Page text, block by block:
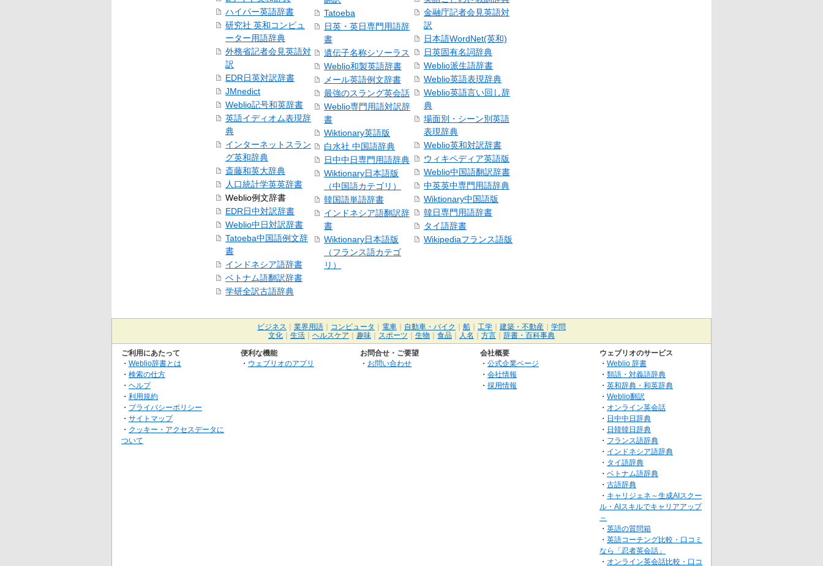
ハイパー英語辞書
研究社 英和コンピュ
ーター用語辞典
外務省記者会見英語対
訳
EDR日英対訳辞書
JMnedict
Weblio記号和英辞書
英語イディオム表現辞
典
インターネットスラン
グ英和辞典
斎藤和英大辞典
人口統計学英英辞書
Weblio例文辞書
EDR日中対訳辞書
Weblio中日対訳辞書
Tatoeba中国語例文辞
書
インドネシア語辞書
ベトナム語翻訳辞書
学研全訳古語辞典
Tatoeba
日英・英日専門用語辞
書
遺伝子名称シソーラス
Weblio和製英語辞書
メール英語例文辞書
最強のスラング英会話
Weblio専門用語対訳辞
書
Wiktionary英語版
白水社 中国語辞典
日中中日専門用語辞典
Wiktionary日本語版
（中国語カテゴリ）
韓国語単語辞書
インドネシア語翻訳辞
書
Wiktionary日本語版
（フランス語カテゴ
リ）
金融庁記者会見英語対
訳
日本語WordNet(英和)
日英固有名詞辞典
Weblio派生語辞書
Weblio英語表現辞典
Weblio英語言い回し辞
典
場面別・シーン別英語
表現辞典
Weblio英和対訳辞書
ウィキペディア英語版
Weblio中国語翻訳辞書
中英英中専門用語辞典
Wiktionary中国語版
韓日専門用語辞書
タイ語辞書
Wikipediaフランス語版
ビジネス 業界用語 コンピュータ 電車 自動車・バイク 船 工学 建築・不動産
学問
文化
生活 ヘルスケア 趣味 スポーツ 生物 食品 人名 方言 辞書・百科事典
ご利用にあたって
・ Weblio辞書とは
・ 検索の仕方
・ ヘルプ
・ 利用規約
・ プライバシーポリシー
・ サイトマップ
・ クッキー・アクセスデータに
ついて
便利な機能
・ ウェブリオのアプリ
お問合せ・ご要望
・ お問い合わせ
会社概要
・ 公式企業ページ
・ 会社情報
・ 採用情報
ウェブリオのサービス
・ Weblio 辞書
・ 類語・対義語辞典
・ 英和辞典・和英辞典
・ Weblio翻訳
・ オンライン英会話
・ 日中中日辞典
・ 日韓韓日辞典
・ フランス語辞典
・ インドネシア語辞典
・ タイ語辞典
・ ベトナム語辞典
・ 古語辞典
・ キャリジェネ～生成AIスクー
ル・AIスキルでキャリアアップ
～
・ 英語の質問箱
・ 英語コーチング比較・口コミ
なら「忍者英会話」
・ オンライン英会話比較・口コ